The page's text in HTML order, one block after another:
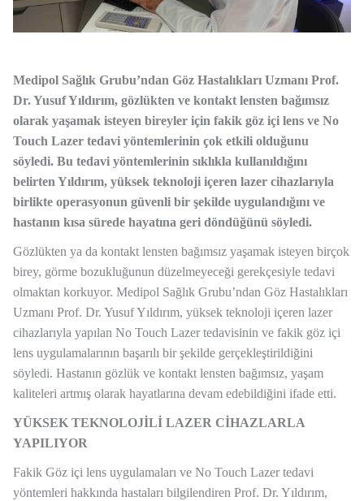
Medipol Sağlık Grubu’ndan Göz Hastalıkları Uzmanı Prof.
Dr. Yusuf Yıldırım, gözlükten ve kontakt lensten bağımsız
olarak yaşamak isteyen bireyler için fakik göz içi lens ve No
Touch Lazer tedavi yöntemlerinin çok etkili olduğunu
söyledi. Bu tedavi yöntemlerinin sıklıkla kullanıldığını
belirten Yıldırım, yüksek teknoloji içeren lazer cihazlarıyla
birlikte operasyonun güvenli bir şekilde uygulandığını ve
hastanın kısa sürede hayatına geri döndüğünü söyledi.
Gözlükten ya da kontakt lensten bağımsız yaşamak isteyen birçok
birey, görme bozukluğunun düzelmeyeceği gerekçesiyle tedavi
olmaktan korkuyor. Medipol Sağlık Grubu’ndan Göz Hastalıkları
Uzmanı Prof. Dr. Yusuf Yıldırım, yüksek teknoloji içeren lazer
cihazlarıyla yapılan No Touch Lazer tedavisinin ve fakik göz içi
lens uygulamalarının başarılı bir şekilde gerçekleştirildiğini
söyledi. Hastanın gözlük ve kontakt lensten bağımsız, yaşam
kaliteleri artmış olarak hayatlarına devam edebildiğini ifade etti.
YÜKSEK TEKNOLOJİLİ LAZER CİHAZLARLA
YAPILIYOR
Fakik Göz içi lens uygulamaları ve No Touch Lazer tedavi
yöntemleri hakkında hastaları bilgilendiren Prof. Dr. Yıldırım,